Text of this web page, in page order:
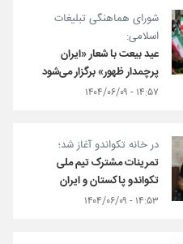
شورای هماهنگی تبلیغات
اسلامی:
عید بیعت با شعار «ایران
پرچمدار ظهور» برگزار می‌شود
۱۴:۵۷ - ۱۴۰۴/۰۶/۰۹
در خانه تکواندو آغاز شد؛
تمرینات مشترک تیم ملی
تکواندو پاکستان و ایران
۱۴:۵۳ - ۱۴۰۴/۰۶/۰۹